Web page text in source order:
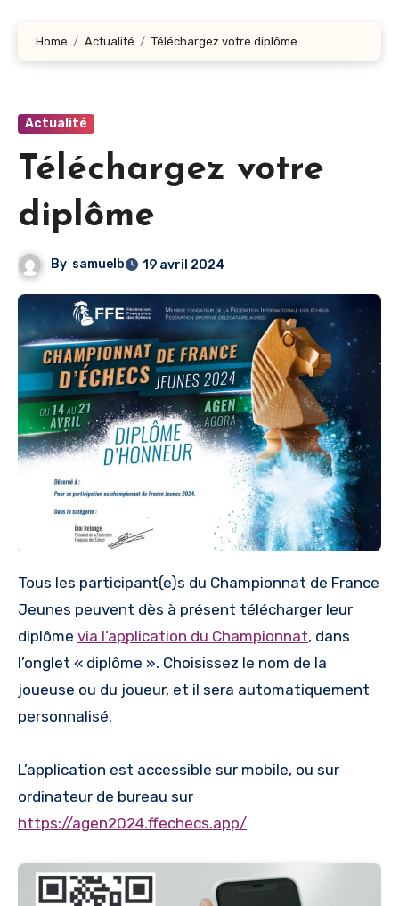
Home Actualité Téléchargez votre diplôme
Actualité
Téléchargez votre
diplôme
By samuelb 19 avril 2024
Tous les participant(e)s du Championnat de France
Jeunes peuvent dès à présent télécharger leur
diplôme via l’application du Championnat, dans
l’onglet « diplôme ». Choisissez le nom de la
joueuse ou du joueur, et il sera automatiquement
personnalisé.
L’application est accessible sur mobile, ou sur
ordinateur de bureau sur
https://agen2024.ffechecs.app/